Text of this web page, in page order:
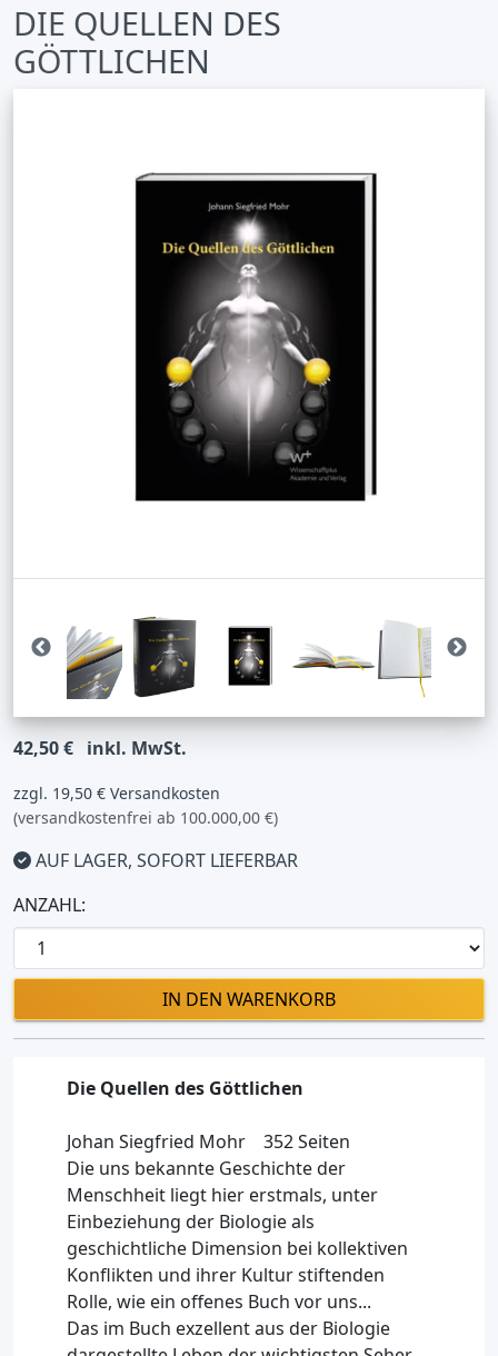
DIE QUELLEN DES
GÖTTLICHEN
42,50 € inkl. MwSt.
zzgl. 19,50 € Versandkosten
(versandkostenfrei ab 100.000,00 €)
AUF LAGER, SOFORT LIEFERBAR
ANZAHL:
IN DEN WARENKORB
Die Quellen des Göttlichen
Johan Siegfried Mohr 352 Seiten
Die uns bekannte Geschichte der
Menschheit liegt hier erstmals, unter
Einbeziehung der Biologie als
geschichtliche Dimension bei kollektiven
Konflikten und ihrer Kultur stiftenden
Rolle, wie ein offenes Buch vor uns...
Das im Buch exzellent aus der Biologie